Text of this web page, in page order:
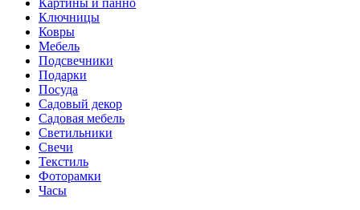
Картины и панно
Ключницы
Ковры
Мебель
Подсвечники
Подарки
Посуда
Садовый декор
Садовая мебель
Светильники
Свечи
Текстиль
Фоторамки
Часы